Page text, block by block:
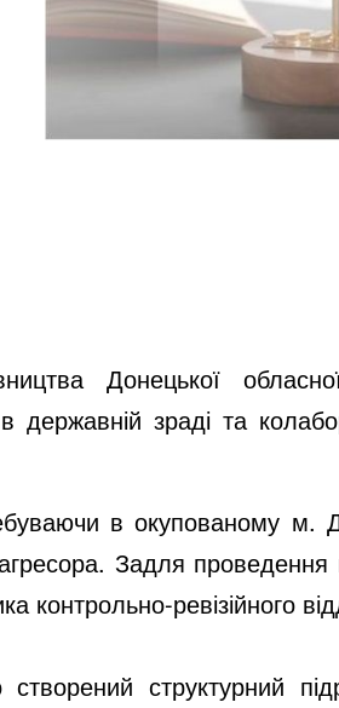
Донецької
державній зраді та
в окупованому м.
Задля проведення
контрольно-ревізійного
структурний